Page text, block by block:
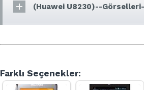
(Huawei U8230)--Görselleri-
Farklı Seçenekler: